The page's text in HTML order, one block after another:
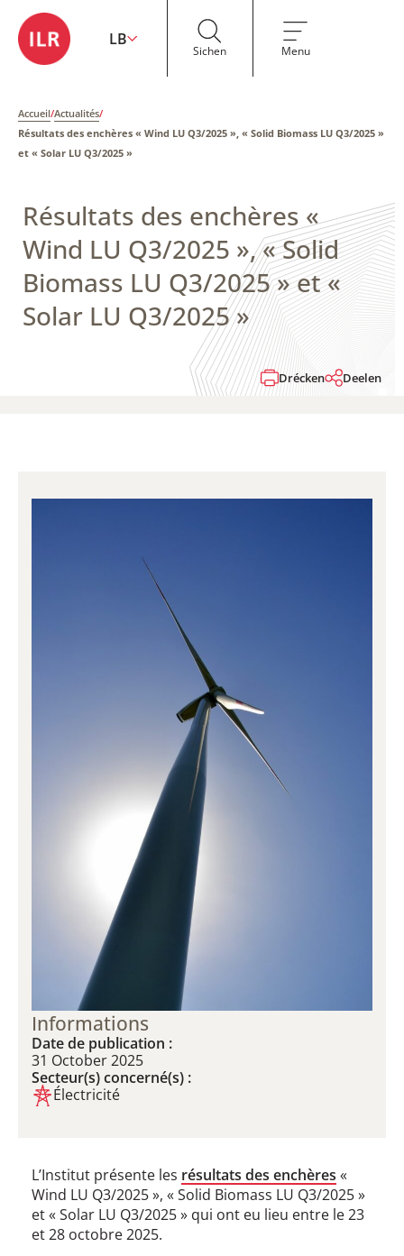
LB
Sichen Menu
Accueil/Actualités/
Résultats des enchères « Wind LU Q3/2025 », « Solid Biomass LU Q3/2025 »
et « Solar LU Q3/2025 »
Résultats des enchères «
Wind LU Q3/2025 », « Solid
Biomass LU Q3/2025 » et «
Solar LU Q3/2025 »
Drécken Deelen
Informations
Date de publication :
31 October 2025
Secteur(s) concerné(s) :
Électricité
L’Institut présente les résultats des enchères «
Wind LU Q3/2025 », « Solid Biomass LU Q3/2025 »
et « Solar LU Q3/2025 » qui ont eu lieu entre le 23
et 28 octobre 2025.